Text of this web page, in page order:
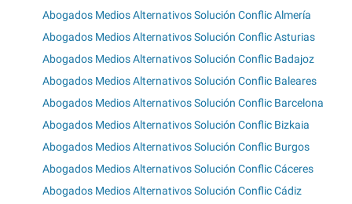
Abogados Medios Alternativos Solución Conflic Almería
Abogados Medios Alternativos Solución Conflic Asturias
Abogados Medios Alternativos Solución Conflic Badajoz
Abogados Medios Alternativos Solución Conflic Baleares
Abogados Medios Alternativos Solución Conflic Barcelona
Abogados Medios Alternativos Solución Conflic Bizkaia
Abogados Medios Alternativos Solución Conflic Burgos
Abogados Medios Alternativos Solución Conflic Cáceres
Abogados Medios Alternativos Solución Conflic Cádiz